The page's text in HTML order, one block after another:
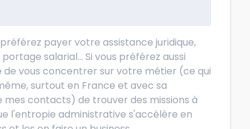
payer votre assistance juridique,
salarial... Si vous préférez aussi
vous concentrer sur votre métier (ce qui
surtout en France et avec sa
contacts) de trouver des missions à
l'entropie administrative s'accélère en